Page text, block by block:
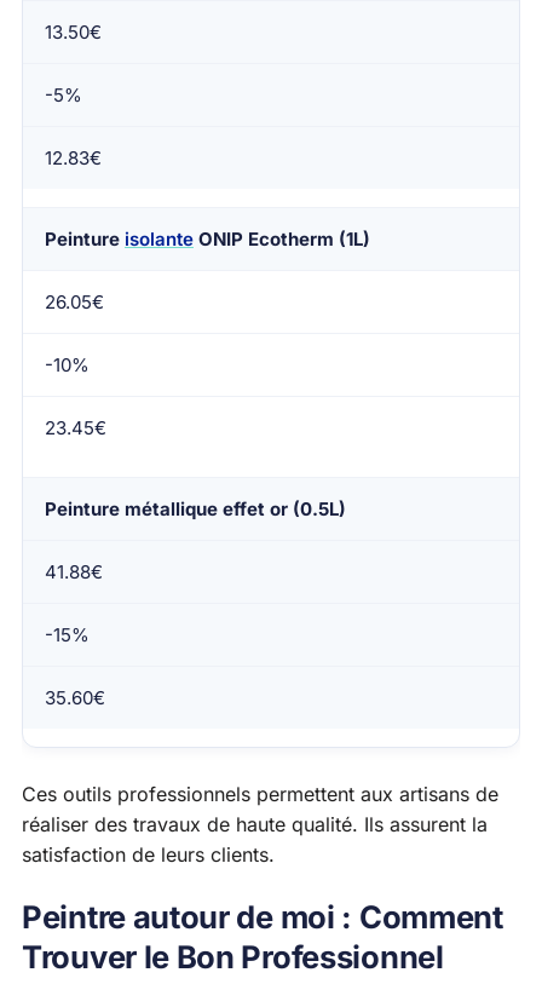
13.50€
-5%
12.83€
Peinture isolante ONIP Ecotherm (1L)
26.05€
-10%
23.45€
Peinture métallique effet or (0.5L)
41.88€
-15%
35.60€
Ces outils professionnels permettent aux artisans de
réaliser des travaux de haute qualité. Ils assurent la
satisfaction de leurs clients.
Peintre autour de moi : Comment
Trouver le Bon Professionnel